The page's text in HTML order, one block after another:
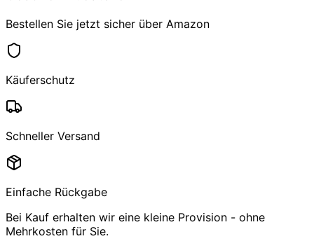
Bestellen Sie jetzt sicher über Amazon
Käuferschutz
Schneller Versand
Einfache Rückgabe
Bei Kauf erhalten wir eine kleine Provision - ohne
Mehrkosten für Sie.